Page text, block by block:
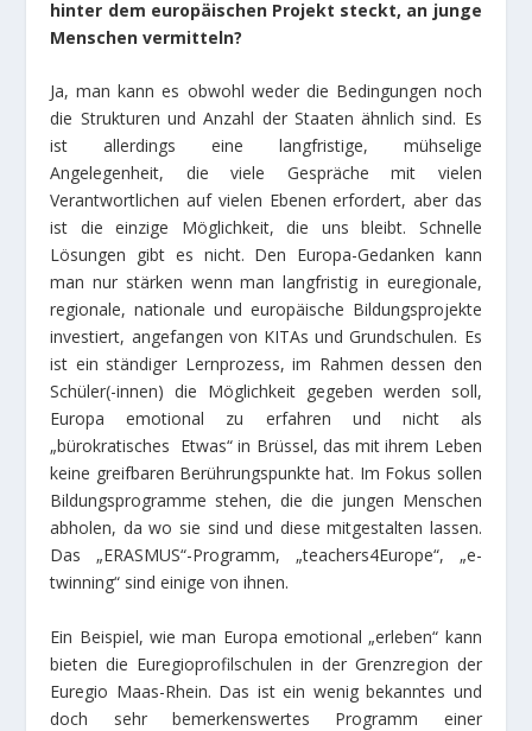
hinter dem europäischen Projekt steckt, an junge
Menschen vermitteln?
Ja, man kann es obwohl weder die Bedingungen noch
die Strukturen und Anzahl der Staaten ähnlich sind. Es
ist allerdings eine langfristige, mühselige
Angelegenheit, die viele Gespräche mit vielen
Verantwortlichen auf vielen Ebenen erfordert, aber das
ist die einzige Möglichkeit, die uns bleibt. Schnelle
Lösungen gibt es nicht. Den Europa-Gedanken kann
man nur stärken wenn man langfristig in euregionale,
regionale, nationale und europäische Bildungsprojekte
investiert, angefangen von KITAs und Grundschulen. Es
ist ein ständiger Lernprozess, im Rahmen dessen den
Schüler(-innen) die Möglichkeit gegeben werden soll,
Europa emotional zu erfahren und nicht als
„bürokratisches Etwas“ in Brüssel, das mit ihrem Leben
keine greifbaren Berührungspunkte hat. Im Fokus sollen
Bildungsprogramme stehen, die die jungen Menschen
abholen, da wo sie sind und diese mitgestalten lassen.
Das „ERASMUS“-Programm, „teachers4Europe“, „e-
twinning“ sind einige von ihnen.
Ein Beispiel, wie man Europa emotional „erleben“ kann
bieten die Euregioprofilschulen in der Grenzregion der
Euregio Maas-Rhein. Das ist ein wenig bekanntes und
doch sehr bemerkenswertes Programm einer